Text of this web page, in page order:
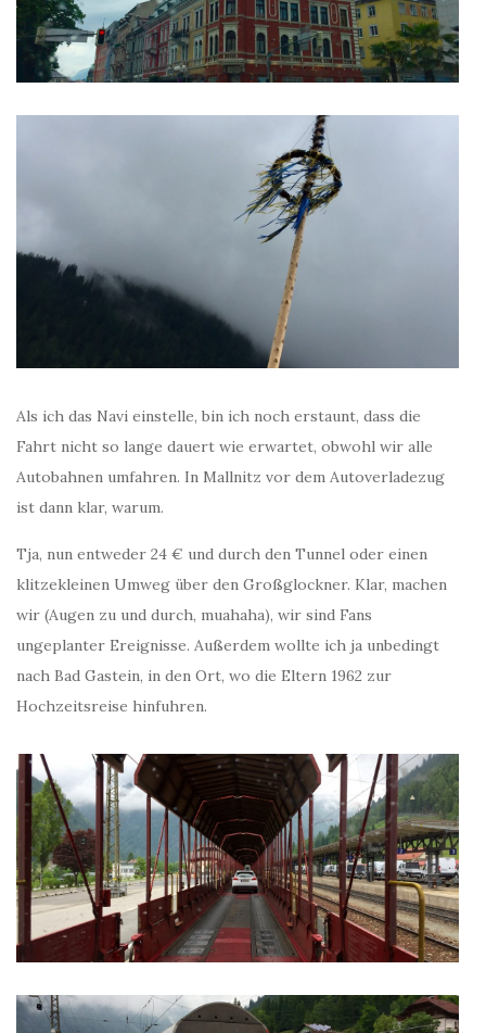
Als ich das Navi einstelle, bin ich noch erstaunt, dass die
Fahrt nicht so lange dauert wie erwartet, obwohl wir alle
Autobahnen umfahren. In Mallnitz vor dem Autoverladezug
ist dann klar, warum.
Tja, nun entweder 24 € und durch den Tunnel oder einen
klitzekleinen Umweg über den Großglockner. Klar, machen
wir (Augen zu und durch, muahaha), wir sind Fans
ungeplanter Ereignisse. Außerdem wollte ich ja unbedingt
nach Bad Gastein, in den Ort, wo die Eltern 1962 zur
Hochzeitsreise hinfuhren.